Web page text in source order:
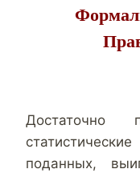
Достаточно
поданных,